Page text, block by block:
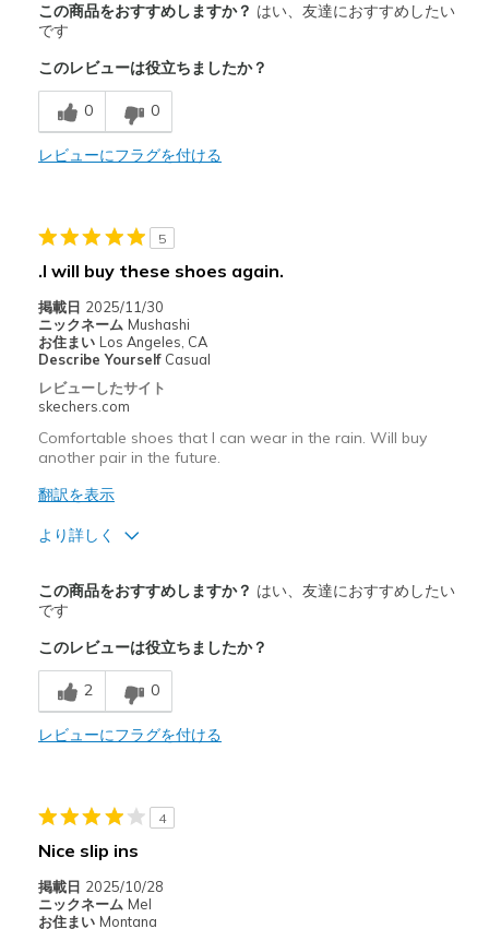
Attractive Design
Breathe Well
Comfortable
Durable
以下に最適
Casual Wear
Going Out
Width
Feels true to width
Sizing
View On Shoes
この商品をおすすめしますか？ はい、友達におすすめしたい
です
このレビューは役立ちましたか？
0 0
レビューにフラグを付ける
5
.I will buy these shoes again.
掲載日 2025/11/30
ニックネーム Mushashi
お住まい Los Angeles, CA
Describe Yourself Casual
レビューしたサイト
skechers.com
Comfortable shoes that I can wear in the rain. Will buy
another pair in the future.
翻訳を表示
より詳しく
Attractive Design
Breathe Well
Comfortable
Durable
以下に最適
Casual Wear
Going Out
この商品をおすすめしますか？ はい、友達におすすめしたい
です
このレビューは役立ちましたか？
2 0
レビューにフラグを付ける
4
Nice slip ins
掲載日 2025/10/28
ニックネーム Mel
お住まい Montana